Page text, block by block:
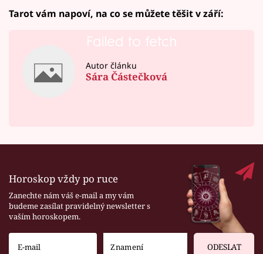
Tarot vám napoví, na co se můžete těšit v září:
Failed to fetch
Autor článku
Sára Částečková
Horoskop vždy po ruce
Zanechte nám váš e-mail a my vám
budeme zasílat pravidelný newsletter s
vaším horoskopem.
ODESLAT